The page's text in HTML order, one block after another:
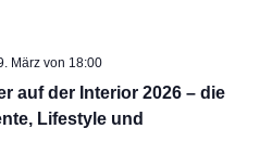
März von 18:00
auf der Interior 2026 – die
Lifestyle und